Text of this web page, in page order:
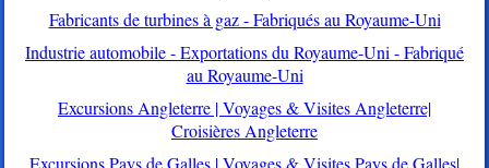
Fabricants de turbines à gaz - Fabriqués au Royaume-Uni
Industrie automobile - Exportations du Royaume-Uni - Fabriqué
au Royaume-Uni
Excursions Angleterre | Voyages & Visites Angleterre|
Croisières Angleterre